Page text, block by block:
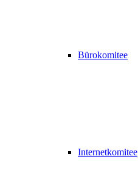
Bürokomitee
Internetkomitee